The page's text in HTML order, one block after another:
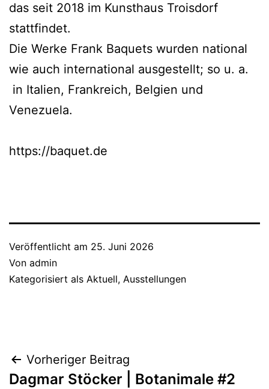
das seit 2018 im Kunsthaus Troisdorf
stattfindet.
Die Werke Frank Baquets wurden national
wie auch international ausgestellt; so u. a.
in Italien, Frankreich, Belgien und
Venezuela.
https://baquet.de
Veröffentlicht am 25. Juni 2026
Von admin
Kategorisiert als Aktuell, Ausstellungen
Beitragsnavigation
Vorheriger Beitrag
Dagmar Stöcker | Botanimale #2